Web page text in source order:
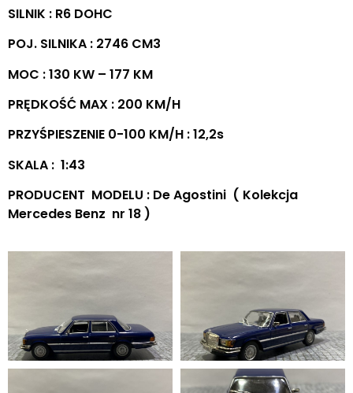
SILNIK : R6 DOHC
POJ. SILNIKA : 2746 CM3
MOC : 130 KW – 177 KM
PRĘDKOŚĆ MAX : 200 KM/H
PRZYŚPIESZENIE 0-100 KM/H : 12,2s
SKALA : 1:43
PRODUCENT MODELU : De Agostini ( Kolekcja
Mercedes Benz nr 18 )